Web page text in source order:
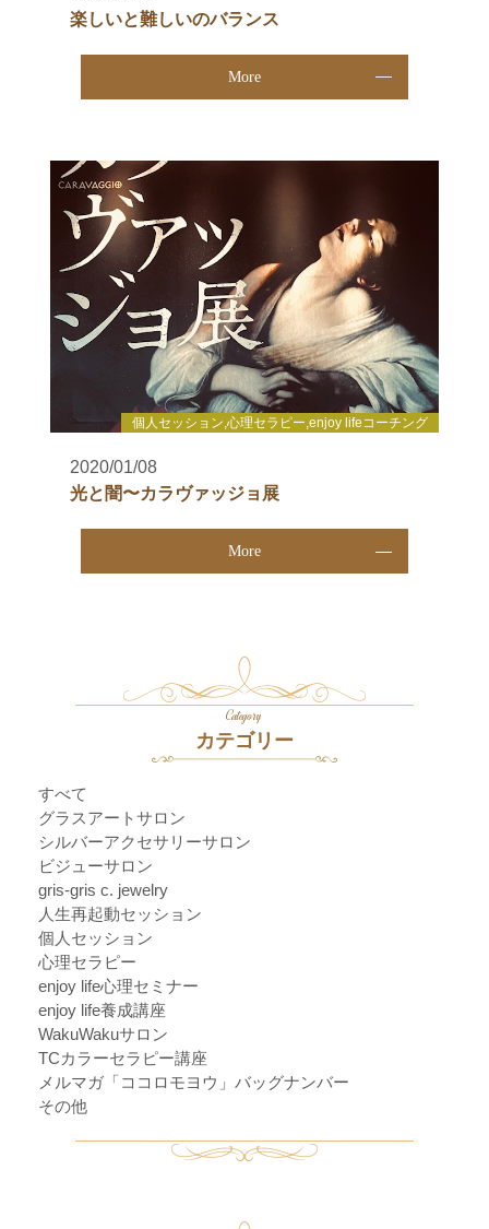
楽しいと難しいのバランス
More
個人セッション,心理セラピー,enjoy lifeコーチング
2020/01/08
光と闇〜カラヴァッジョ展
More
Category
カテゴリー
すべて
グラスアートサロン
シルバーアクセサリーサロン
ビジューサロン
gris-gris c. jewelry
人生再起動セッション
個人セッション
心理セラピー
enjoy life心理セミナー
enjoy life養成講座
WakuWakuサロン
TCカラーセラピー講座
メルマガ「ココロモヨウ」バッグナンバー
その他